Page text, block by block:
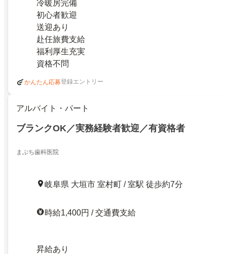
冷暖房完備
初心者歓迎
送迎あり
赴任旅費支給
福利厚生充実
資格不問
かんたん応募登録エントリー
アルバイト・パート
ブランクOK／実務経験者歓迎／有資格者
まぶち歯科医院
岐阜県 大垣市 室村町 / 室駅 徒歩約7分
時給1,400円 / 交通費支給
昇給あり